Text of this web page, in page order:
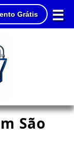
☰
Grátis
São